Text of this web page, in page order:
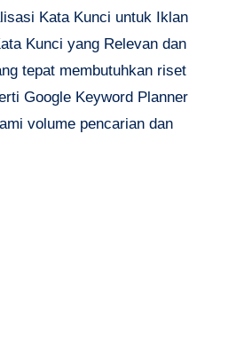
Kata Kunci untuk Iklan
Kunci yang Relevan dan
tepat membutuhkan riset
Google Keyword Planner
volume pencarian dan